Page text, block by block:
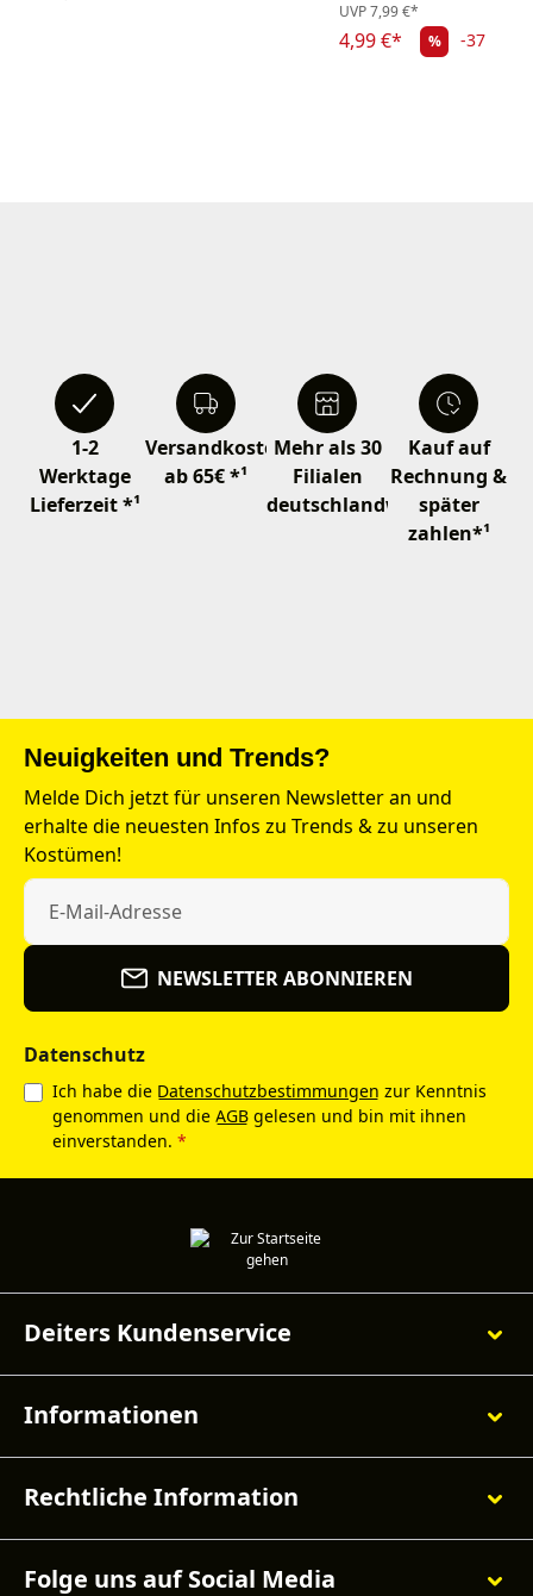
UVP7,99 €*
4,99 €* % -37.55%
1-2
Werktage
Lieferzeit *¹
Versandkostenfrei
ab 65€ *¹
Mehr als 30
Filialen
deutschlandweit
Kauf auf
Rechnung &
später
zahlen*¹
Neuigkeiten und Trends?
Melde Dich jetzt für unseren Newsletter an und
erhalte die neuesten Infos zu Trends & zu unseren
Kostümen!
NEWSLETTER ABONNIEREN
Datenschutz
Ich habe die Datenschutzbestimmungen zur Kenntnis
genommen und die AGB gelesen und bin mit ihnen
einverstanden. *
Deiters Kundenservice
Informationen
Rechtliche Information
Folge uns auf Social Media